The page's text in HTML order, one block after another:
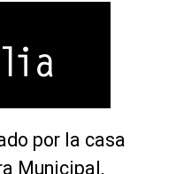
por la casa
Municipal,